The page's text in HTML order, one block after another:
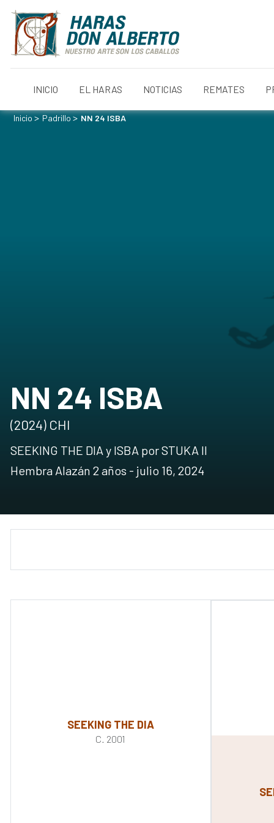
INICIO EL HARAS NOTICIAS REMATES
Inicio> Padrillo> NN 24 ISBA
NN 24 ISBA
(2024) CHI
SEEKING THE DIA y ISBA por STUKA II
Hembra Alazán 2 años - julio 16, 2024
SEEKING THE DIA
C. 2001